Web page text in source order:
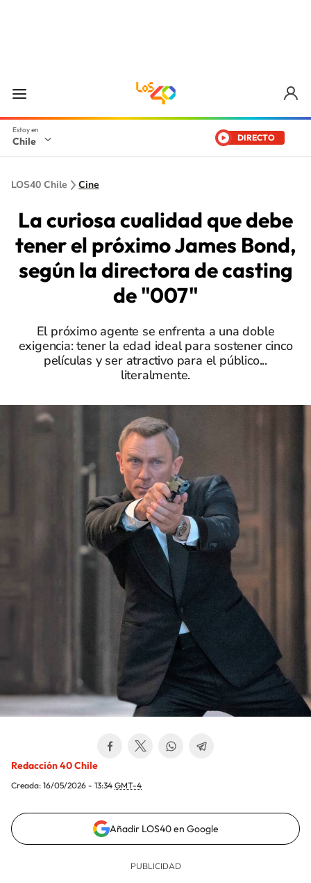
Chile DIRECTO
LOS40 Chile Cine
La curiosa cualidad que debe
tener el próximo James Bond,
según la directora de casting
de "007"
El próximo agente se enfrenta a una doble
exigencia: tener la edad ideal para sostener cinco
películas y ser atractivo para el público...
literalmente.
Redacción 40 Chile
Creada: 16/05/2026 - 13:34 GMT-4
Añadir LOS40 en Google